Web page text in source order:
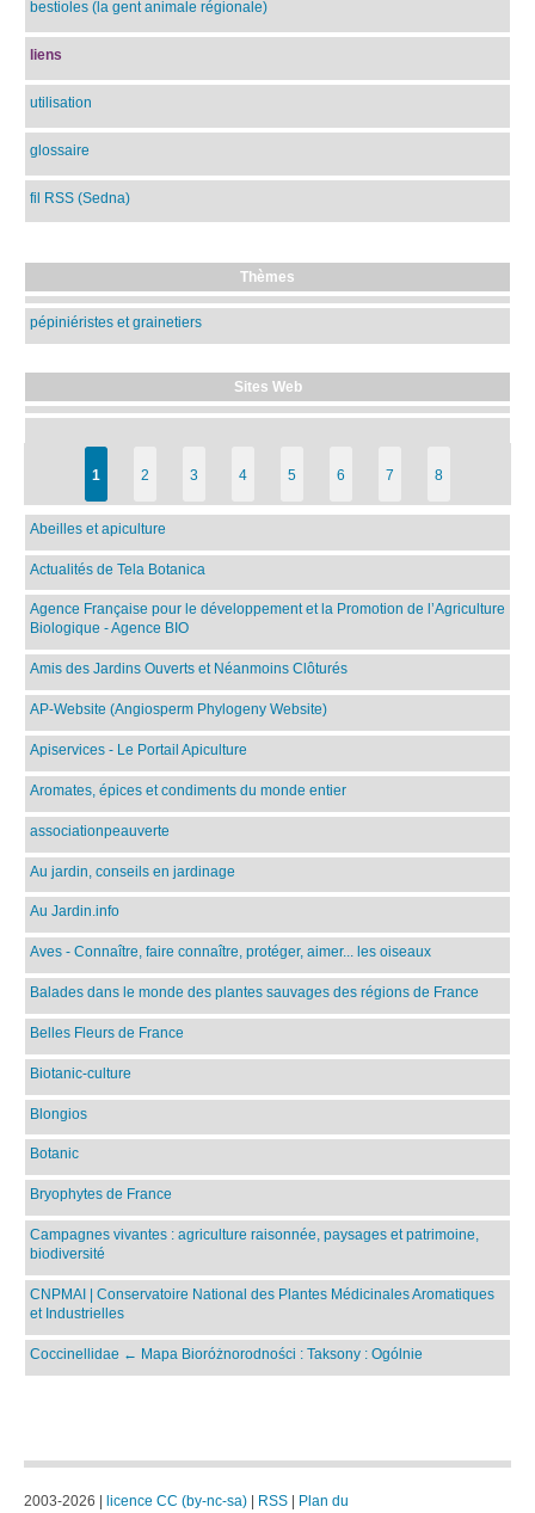
bestioles (la gent animale régionale)
liens
utilisation
glossaire
fil RSS (Sedna)
Thèmes
pépiniéristes et grainetiers
Sites Web
1 2 3 4 5 6 7 8
Abeilles et apiculture
Actualités de Tela Botanica
Agence Française pour le développement et la Promotion de l’Agriculture
Biologique - Agence BIO
Amis des Jardins Ouverts et Néanmoins Clôturés
AP-Website (Angiosperm Phylogeny Website)
Apiservices - Le Portail Apiculture
Aromates, épices et condiments du monde entier
associationpeauverte
Au jardin, conseils en jardinage
Au Jardin.info
Aves - Connaître, faire connaître, protéger, aimer... les oiseaux
Balades dans le monde des plantes sauvages des régions de France
Belles Fleurs de France
Biotanic-culture
Blongios
Botanic
Bryophytes de France
Campagnes vivantes : agriculture raisonnée, paysages et patrimoine,
biodiversité
CNPMAI | Conservatoire National des Plantes Médicinales Aromatiques
et Industrielles
Coccinellidae ← Mapa Bioróżnorodności : Taksony : Ogólnie
2003-2026 | licence CC (by-nc-sa) | RSS | Plan du